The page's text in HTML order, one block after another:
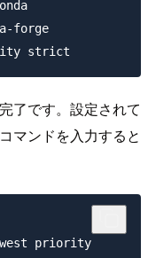
forge
了です。設定されて
マンドを入力すると
priority